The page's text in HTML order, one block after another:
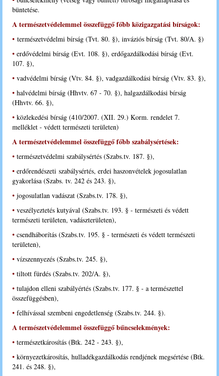
büntetése.
A természetvédelemmel összefüggő főbb közigazgatási bírságok:
• természetvédelmi bírság (Tvt. 80. §), inváziós bírság (Tvt. 80/A. §)
• erdővédelmi bírság (Evt. 108. §), erdőgazdálkodási bírság (Evt.
107. §),
• vadvédelmi bírság (Vtv. 84. §), vadgazdálkodási bírság (Vtv. 83. §),
• halvédelmi bírság (Hhvtv. 67 - 70. §), halgazdálkodási bírság
(Hhvtv. 66. §),
• közlekedési bírság (410/2007. (XII. 29.) Korm. rendelet 7.
melléklet - védett természeti területen)
A természetvédelemmel összefüggő főbb szabálysértések:
• természetvédelmi szabálysértés (Szabs.tv. 187. §),
• erdőrendészeti szabálysértés, erdei haszonvételek jogosulatlan
gyakorlása (Szabs. tv. 242 és 243. §),
• jogosulatlan vadászat (Szabs.tv. 178. §),
• veszélyeztetés kutyával (Szabs.tv. 193. § - természeti és védett
természeti területen, vadászterületen),
• csendháborítás (Szabs.tv. 195. § - természeti és védett természeti
területen),
• vízszennyezés (Szabs.tv. 245. §),
• tiltott fürdés (Szabs.tv. 202/A. §),
• tulajdon elleni szabályértés (Szabs.tv. 177. § - a természettel
összefüggésben),
• felhívással szembeni engedetlenség (Szabs.tv. 244. §).
A természetvédelemmel összefüggő bűncselekmények:
• természetkárosítás (Btk. 242 - 243. §),
• környezetkárosítás, hulladékgazdálkodás rendjének megsértése (Btk.
241. és 248. §),